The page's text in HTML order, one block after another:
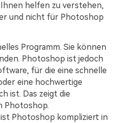
helfen zu verstehen,
und nicht für Photoshop
Programm. Sie können
Photoshop ist jedoch
für die eine schnelle
eine hochwertige
ist. Das zeigt die
Photoshop.
Photoshop kompliziert in